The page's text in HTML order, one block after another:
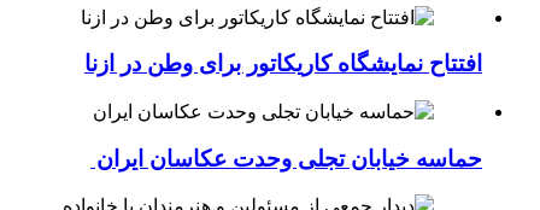
افتتاح نمایشگاه کاریکاتور برای وطن در ازنا
حماسه خیابان تجلی وحدت عکاسان ایران